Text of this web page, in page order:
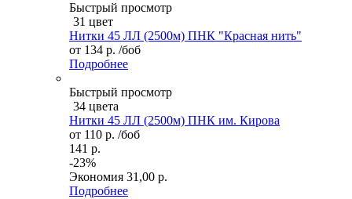
Быстрый просмотр
31 цвет
Нитки 45 ЛЛ (2500м) ПНК "Красная нить"
от 134 р. /боб
Подробнее
Быстрый просмотр
34 цвета
Нитки 45 ЛЛ (2500м) ПНК им. Кирова
от 110 р. /боб
141 р.
-23%
Экономия 31,00 р.
Подробнее